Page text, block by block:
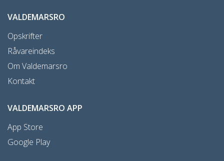
VALDEMARSRO
Opskrifter
Råvareindeks
Om Valdemarsro
Kontakt
VALDEMARSRO APP
App Store
Google Play